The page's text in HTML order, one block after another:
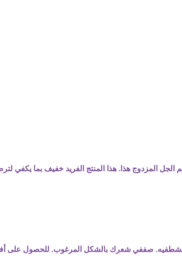
المزدوج هذا. هذا المنتج الفريد خفيف بما يكفي
صففي شعرك بالشكل المرغوب. للحصول على